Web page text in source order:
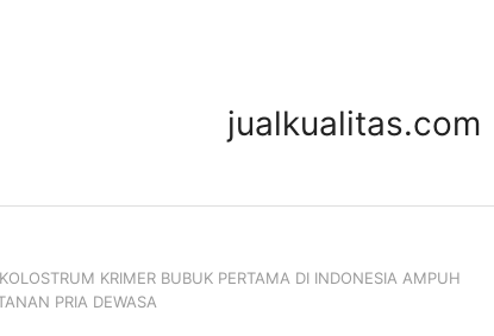
jualkualitas.com
KRIMER BUBUK PERTAMA DI INDONESIA AMPUH
PRIA DEWASA